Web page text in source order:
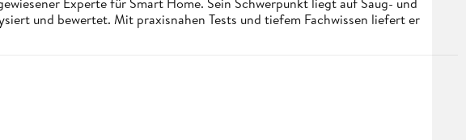
und bewertet. Mit praxisnahen Tests und tiefem Fachwissen liefert er